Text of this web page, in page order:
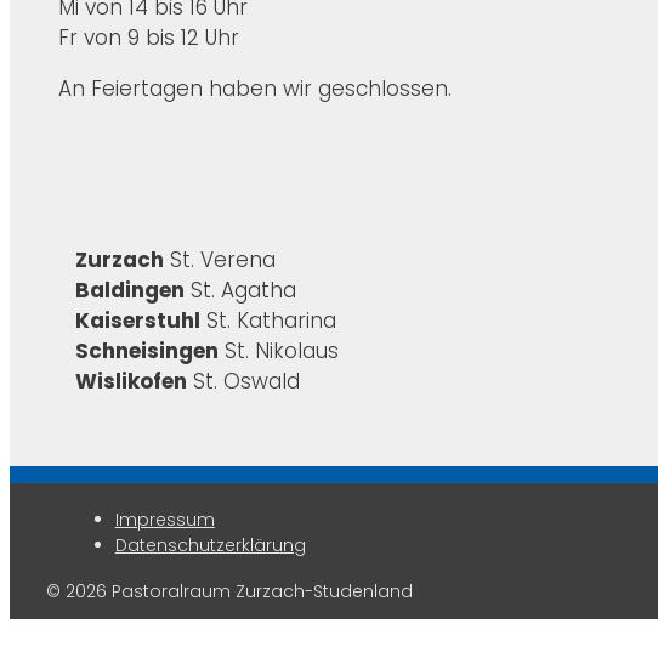
Mi von 14 bis 16 Uhr
Fr von 9 bis 12 Uhr
An Feiertagen haben wir geschlossen.
Zurzach St. Verena
Baldingen St. Agatha
Kaiserstuhl St. Katharina
Schneisingen St. Nikolaus
Wislikofen St. Oswald
Impressum
Datenschutzerklärung
© 2026 Pastoralraum Zurzach-Studenland